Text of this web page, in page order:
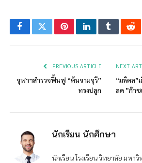
FacebookTwitterPinterestLinkedInTumblr
PREVIOUS ARTICLE
จุฬาฯสำรวจฟื้นฟู “ต้นจามจุรี”
ทรงปลูก
NEXT
“มหิดล”
ลด ”ก๊าซ
นักเรียน นักศึกษา
นักเรียน โรงเรียน วิทยาลัย มหา